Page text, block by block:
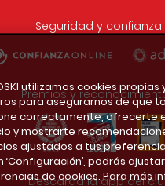
Seguridad y confianza:
Premios y
Descarga la app del
utilizamos cookies propias
para asegurarnos de que
correctamente, ofrecerte
y mostrarte
ajustados a tus
‘Configuración’, podrás
de cookies. Para más